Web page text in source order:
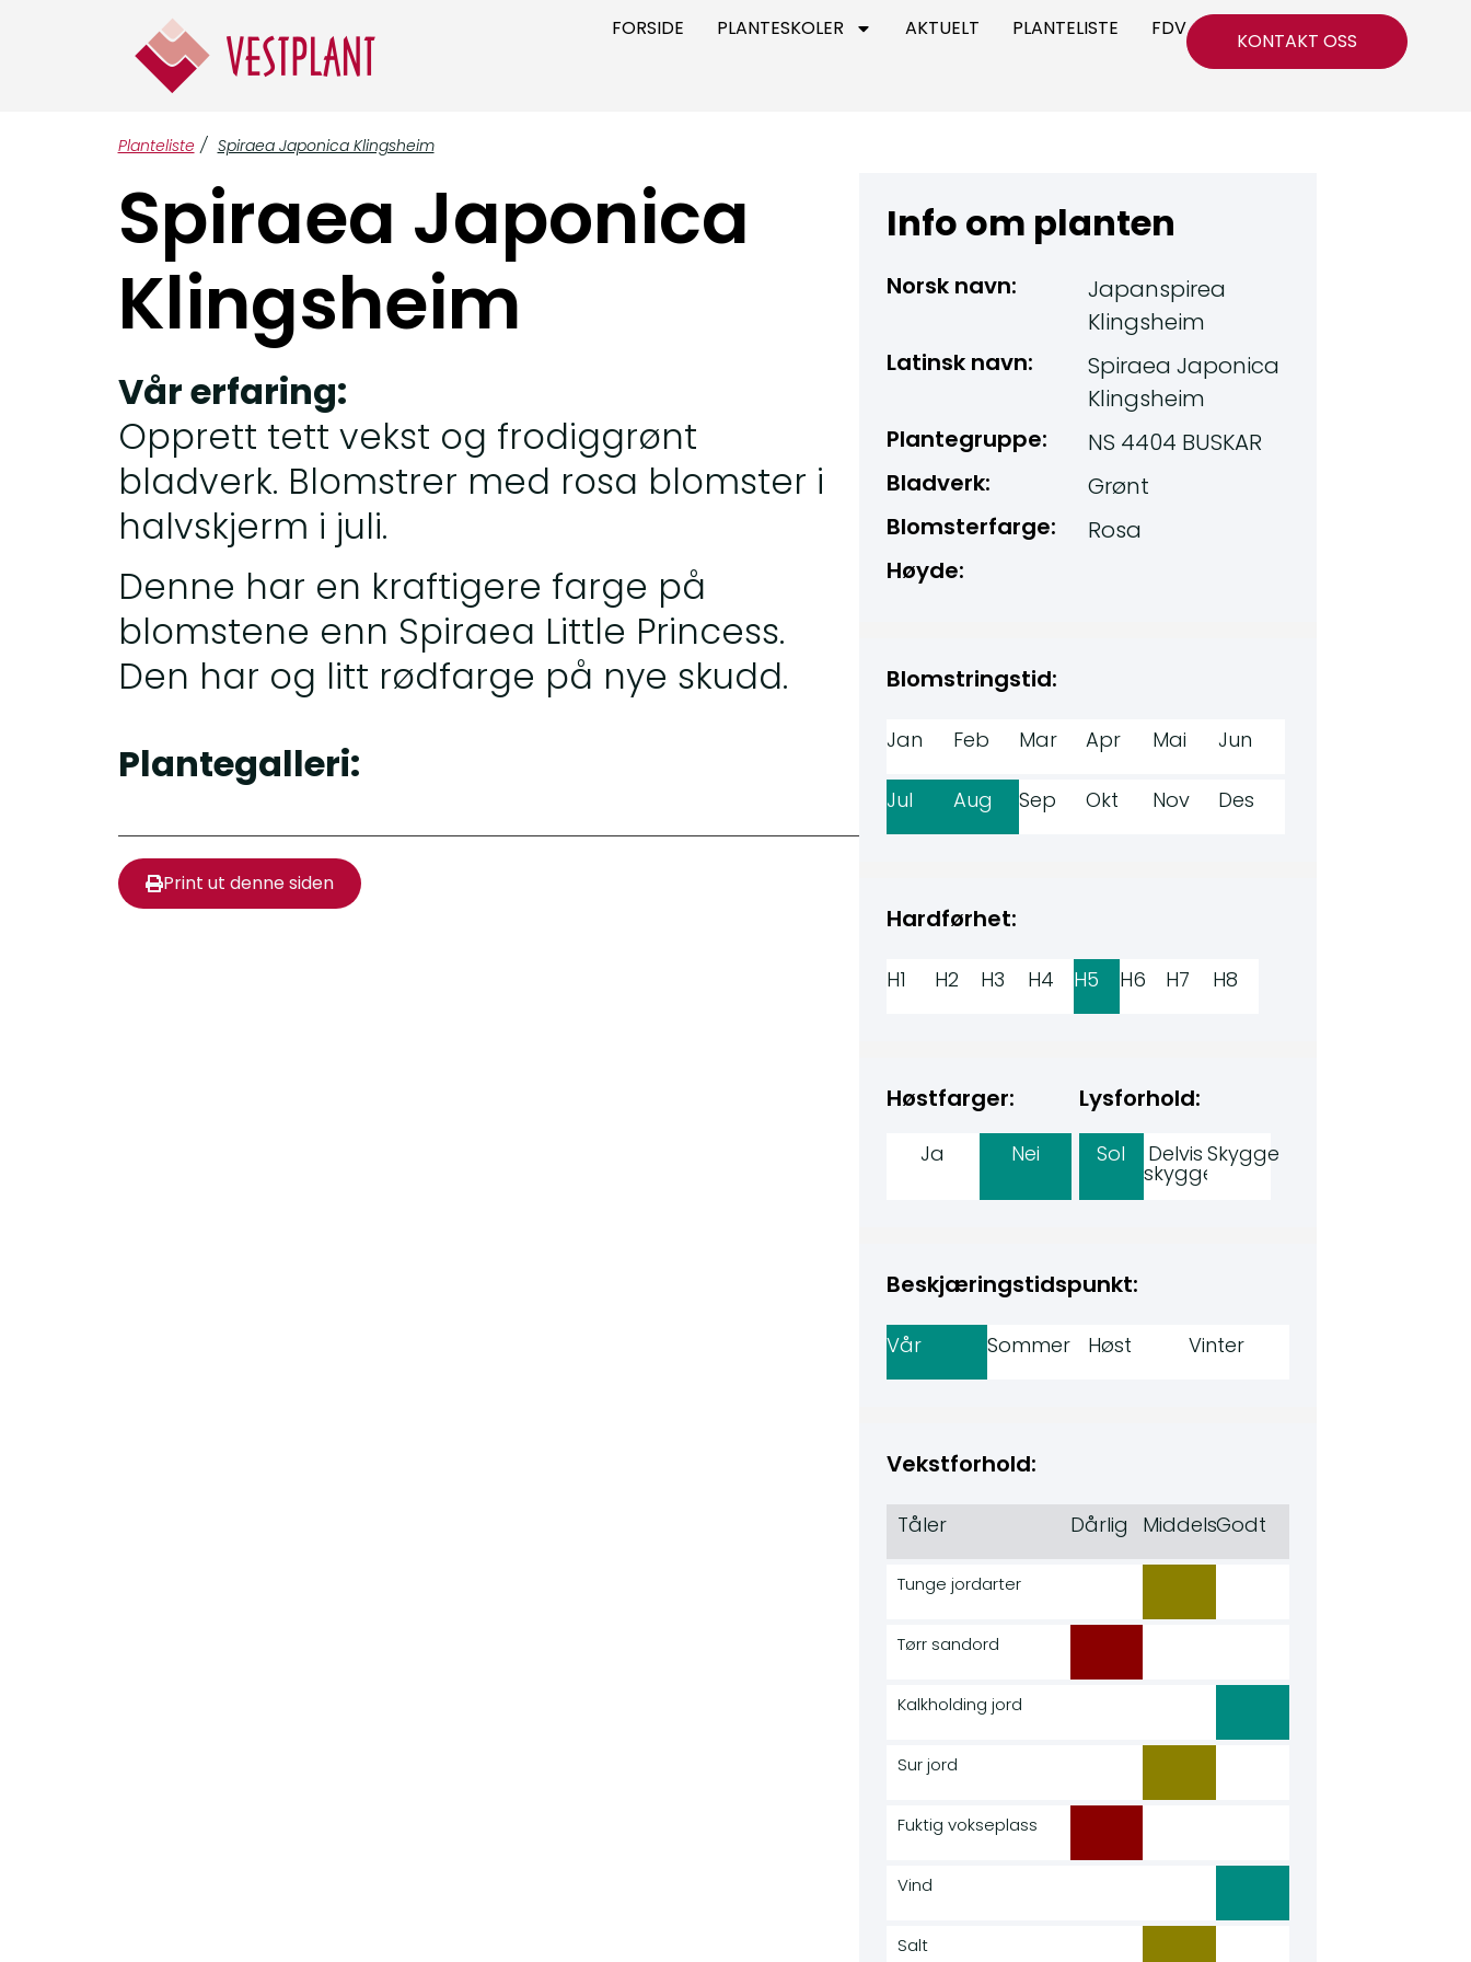
FORSIDE PLANTESKOLER AKTUELT PLANTELISTE FDV
KONTAKT OSS
Planteliste / Spiraea Japonica Klingsheim
Spiraea Japonica
Klingsheim
Vår erfaring:
Opprett tett vekst og frodiggrønt
bladverk. Blomstrer med rosa blomster i
halvskjerm i juli.
Denne har en kraftigere farge på
blomstene enn Spiraea Little Princess.
Den har og litt rødfarge på nye skudd.
Plantegalleri:
Print ut denne siden
Info om planten
Norsk navn:
Japanspirea
Klingsheim
Latinsk navn:
Spiraea Japonica
Klingsheim
Plantegruppe:
NS 4404 BUSKAR
Bladverk:
Grønt
Blomsterfarge:
Rosa
Høyde:
Blomstringstid:
Jan Feb Mar Apr Mai Jun
Jul Aug Sep Okt Nov Des
Hardførhet:
H1 H2 H3 H4 H5 H6 H7 H8
Høstfarger:
Ja Nei
Lysforhold:
Sol Delvis
skygge
Skygge
Beskjæringstidspunkt:
Vår Sommer Høst Vinter
Vekstforhold:
Tåler Dårlig MiddelsGodt
Tunge jordarter
Tørr sandord
Kalkholding jord
Sur jord
Fuktig vokseplass
Vind
Salt